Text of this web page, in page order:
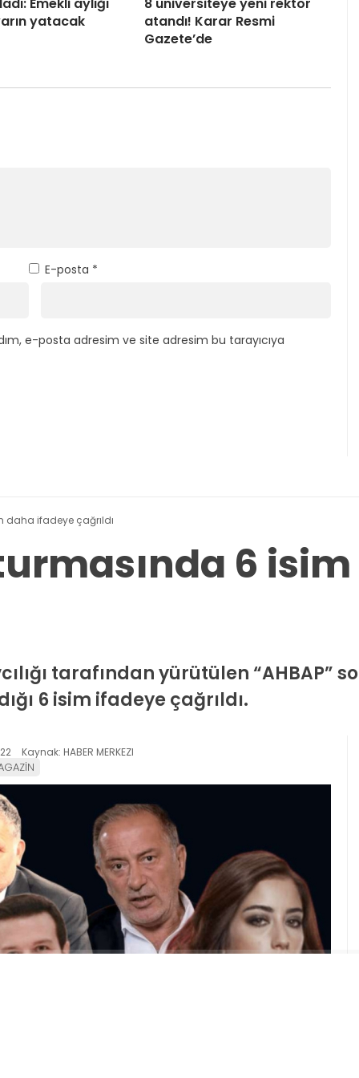
Emekli aylığı
yatacak
8 üniversiteye yeni rektör
atandı! Karar Resmi
Gazete’de
E-posta *
e-posta adresim ve site adresim bu tarayıcıya
daha ifadeye çağrıldı
6
tarafından yürütülen “AHBAP”
6 isim ifadeye çağrıldı.
Kaynak: HABER MERKEZI